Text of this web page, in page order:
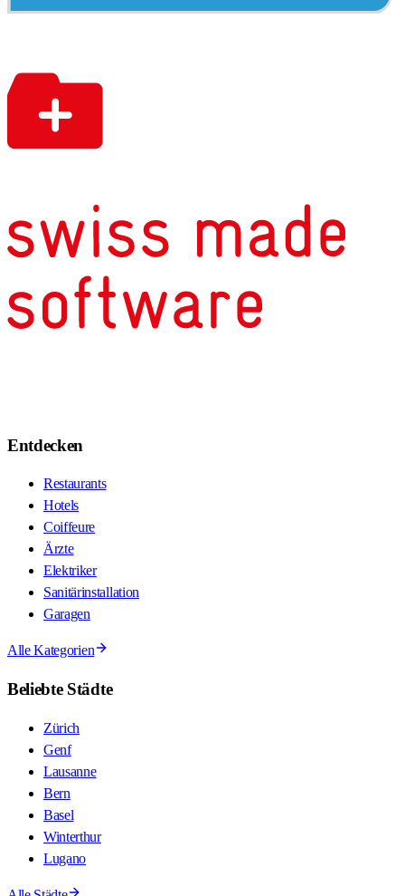
Entdecken
Restaurants
Hotels
Coiffeure
Ärzte
Elektriker
Sanitärinstallation
Garagen
Alle Kategorien
Beliebte Städte
Zürich
Genf
Lausanne
Bern
Basel
Winterthur
Lugano